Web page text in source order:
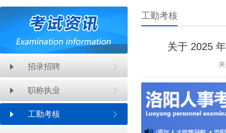
招录招聘
职称执业
工勤考核
工勤考核
关于 2025